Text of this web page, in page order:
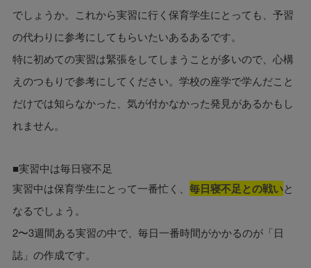
でしょうか。これから実習に行く保育学生にとっても、予習
の代わりに参考にしてもらいたいあるあるです。
特に初めての実習は緊張をしてしまうことが多いので、心構
えのつもりで参考にしてください。学校の座学で学んだこと
だけでは知らなかった、気が付かなかった発見があるかもし
れません。
■実習中は毎日寝不足
実習中は保育学生にとって一番忙く、 毎日寝不足との戦いと
なるでしょう。
2〜3週間ある実習の中で、毎日一番時間がかかるのが「日
誌」の作成です。